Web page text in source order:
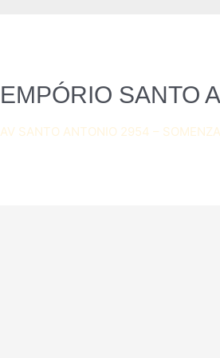
EMPÓRIO SANTO
AV SANTO ANTONIO 2954 –